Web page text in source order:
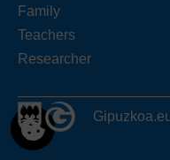
Family
Teachers
Researcher